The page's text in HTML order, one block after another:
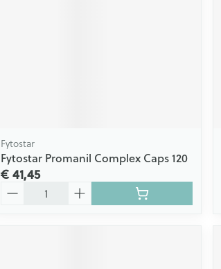
Fytostar
Fytostar Promanil Complex Caps 120
€ 41,45